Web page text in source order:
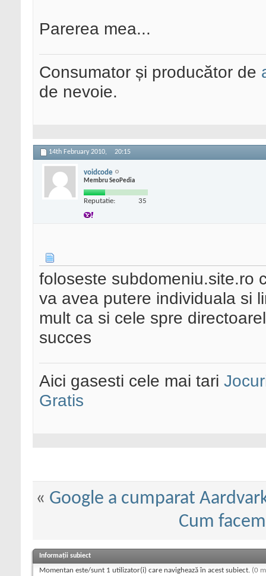
Parerea mea...
Consumator și producător de
de nevoie.
14th February 2010, 20:15
voidcode
Membru SeoPedia
Reputatie: 35
foloseste subdomeniu.site.ro
va avea putere individuala si
mult ca si cele spre
succes
Aici gasesti cele mai tari
Gratis
« Google a cumparat
Cum
Informații subiect
Momentan este/sunt 1 utilizator(i) care navighează în acest subiect. (0